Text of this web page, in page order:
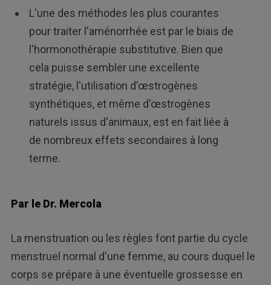
L'une des méthodes les plus courantes
pour traiter l'aménorrhée est par le biais de
l'hormonothérapie substitutive. Bien que
cela puisse sembler une excellente
stratégie, l'utilisation d'œstrogènes
synthétiques, et même d'œstrogènes
naturels issus d'animaux, est en fait liée à
de nombreux effets secondaires à long
terme.
Par le Dr. Mercola
La menstruation ou les règles font partie du cycle
menstruel normal d'une femme, au cours duquel le
corps se prépare à une éventuelle grossesse en